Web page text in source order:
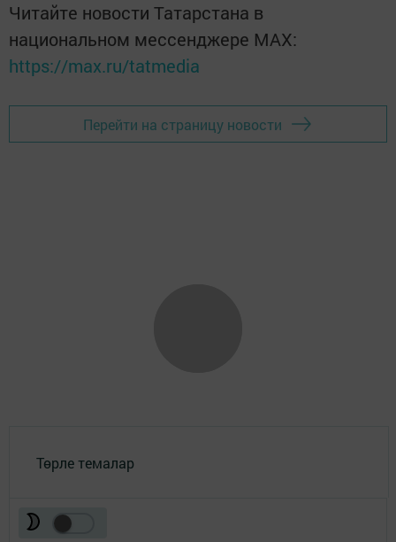
Читайте новости Татарстана в
национальном мессенджере MАХ:
https://max.ru/tatmedia
Перейти на страницу новости
Төрле темалар